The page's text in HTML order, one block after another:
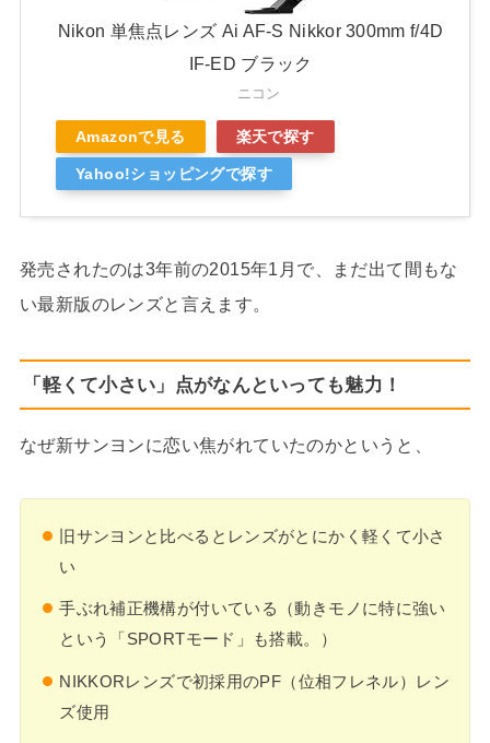
Nikon 単焦点レンズ Ai AF-S Nikkor 300mm f/4D
IF-ED ブラック
ニコン
Amazonで見る 楽天で探す
Yahoo!ショッピングで探す
発売されたのは3年前の2015年1月で、まだ出て間もな
い最新版のレンズと言えます。
「軽くて小さい」点がなんといっても魅力！
なぜ新サンヨンに恋い焦がれていたのかというと、
旧サンヨンと比べるとレンズがとにかく軽くて小さ
い
手ぶれ補正機構が付いている（動きモノに特に強い
という「SPORTモード」も搭載。）
NIKKORレンズで初採用のPF（位相フレネル）レン
ズ使用